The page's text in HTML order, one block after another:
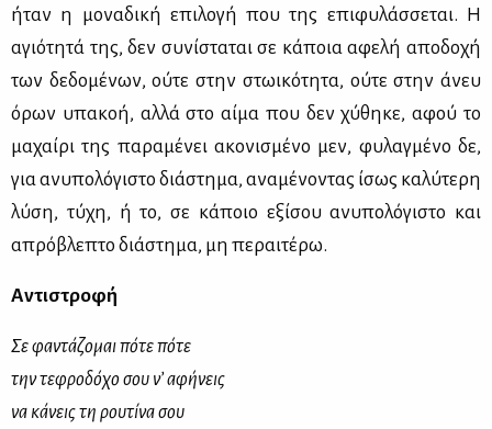
ήταν η μο­να­δι­κή επι­λο­γή που της επι­φυ­λάσ­σε­ται. Η
αγιό­τη­τά της, δεν συ­νί­στα­ται σε κά­ποια αφε­λή απο­δο­χή
των δε­δο­μέ­νων, ού­τε στην στω­ι­κό­τη­τα, ού­τε στην άνευ
όρων υπα­κοή, αλ­λά στο αί­μα που δεν χύ­θη­κε, αφού το
μα­χαί­ρι της πα­ρα­μέ­νει ακο­νι­σμέ­νο μεν, φυ­λαγ­μέ­νο δε,
για ανυ­πο­λό­γι­στο διά­στη­μα, ανα­μέ­νο­ντας ίσως κα­λύ­τε­ρη
λύ­ση, τύ­χη, ή το, σε κά­ποιο εξί­σου ανυ­πο­λό­γι­στο και
απρό­βλε­πτο διά­στη­μα, μη πε­ραι­τέ­ρω.
Αντιστροφή
Σε φαντάζομαι πότε πότε
την τεφροδόχο σου ν’ αφήνεις
να κάνεις τη ρουτίνα σου